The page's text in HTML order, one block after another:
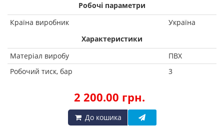
Робочі параметри
Країна виробник
Україна
Характеристики
Матеріал виробу
ПВХ
Робочий тиск, бар
3
2 200.00 грн.
До кошика